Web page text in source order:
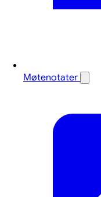
Møtenotater